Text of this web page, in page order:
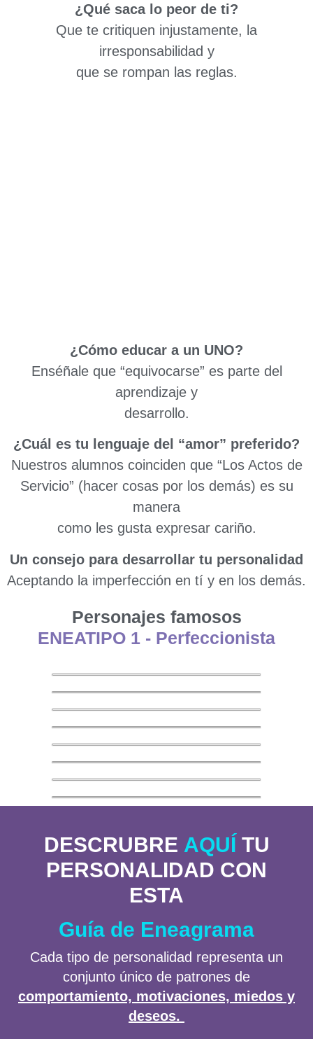
¿Qué saca lo peor de ti?
Que te critiquen injustamente, la
irresponsabilidad y
que se rompan las reglas.
¿Cómo educar a un UNO?
Enséñale que “equivocarse” es parte del
aprendizaje y
desarrollo.
¿Cuál es tu lenguaje del “amor” preferido?
Nuestros alumnos coinciden que “Los Actos de
Servicio” (hacer cosas por los demás) es su
manera
como les gusta expresar cariño.
Un consejo para desarrollar tu personalidad
Aceptando la imperfección en tí y en los demás.
Personajes famosos
ENEATIPO 1 - Perfeccionista
DESCRUBRE AQUÍ TU
PERSONALIDAD CON
ESTA
Guía de Eneagrama
Cada tipo de personalidad representa un
conjunto único de patrones de
comportamiento, motivaciones, miedos y
deseos.